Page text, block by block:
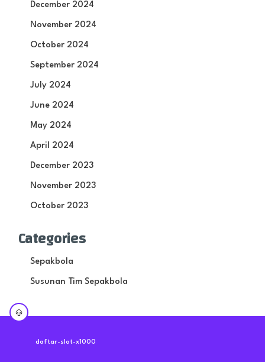
December 2024
November 2024
October 2024
September 2024
July 2024
June 2024
May 2024
April 2024
December 2023
November 2023
October 2023
Categories
Sepakbola
Susunan Tim Sepakbola
daftar-slot-x1000